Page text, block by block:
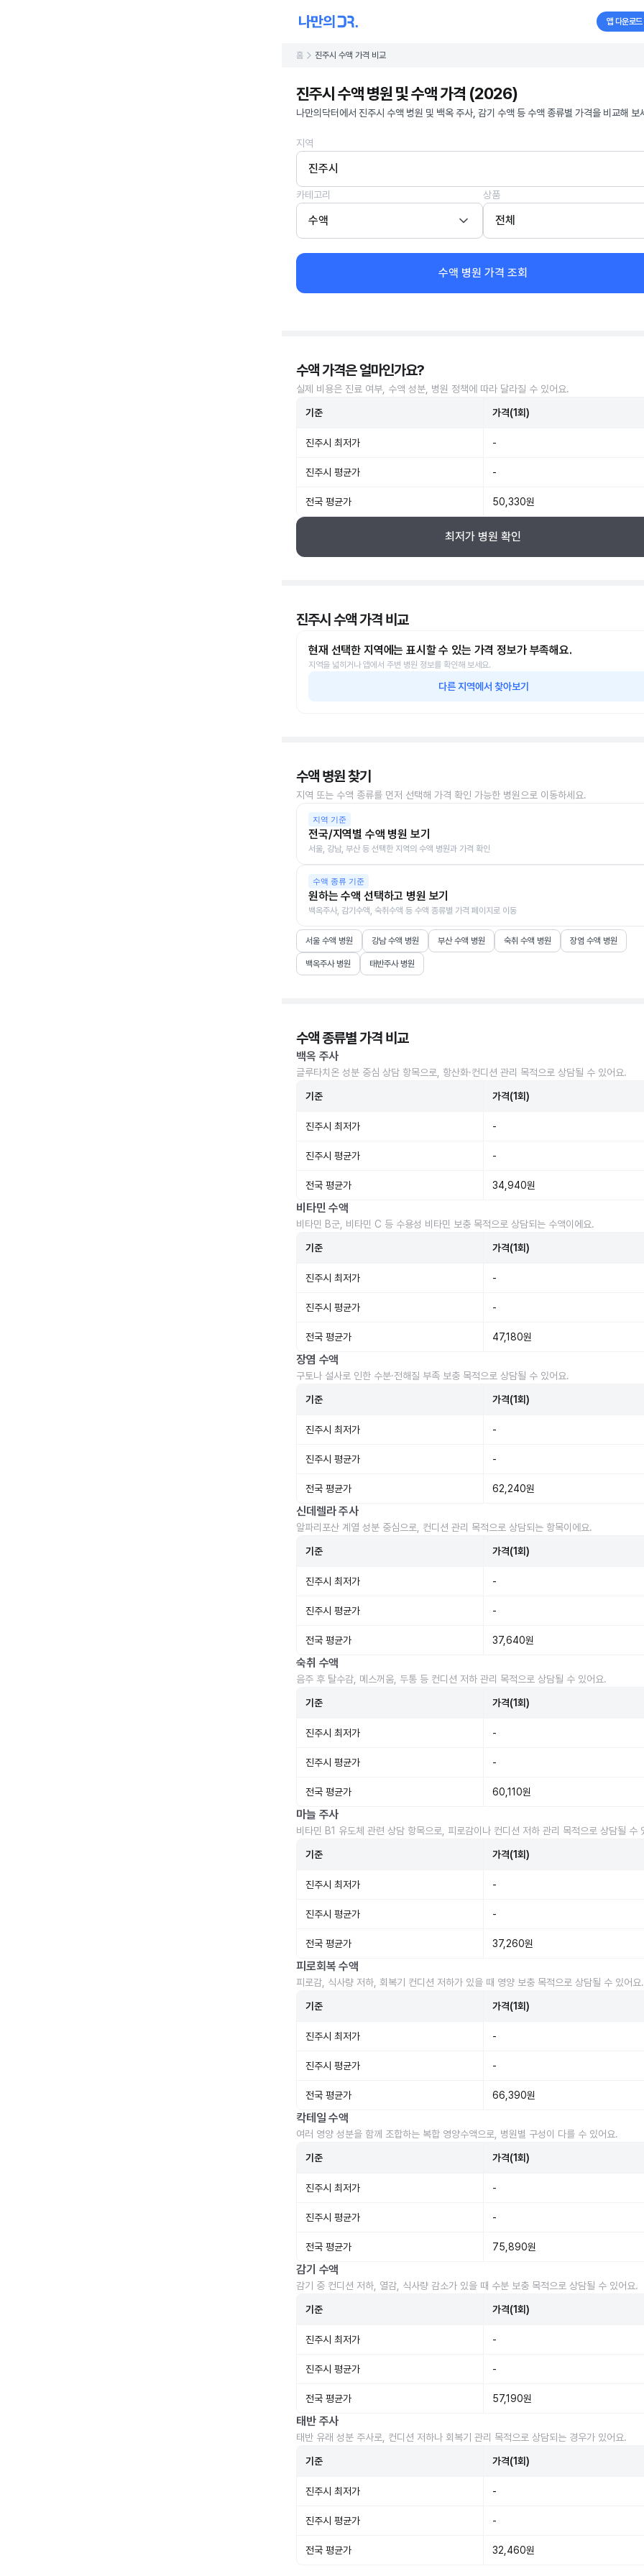
앱 다운로드
홈 진주시 수액 가격 비교
진주시 수액 병원 및 수액 가격 (2026)
나만의닥터에서 진주시 수액 병원 및 백옥 주사, 감기 수액 등 수액 종류별 가격을 비교해 보
지역
진주시
카테고리
수액
상품
전체
수액 병원 가격 조회
수액 가격은 얼마인가요?
실제 비용은 진료 여부, 수액 성분, 병원 정책에 따라 달라질 수 있어요.
기준 가격(1회)
진주시 최저가 -
진주시 평균가 -
전국 평균가 50,330원
최저가 병원 확인
진주시 수액 가격 비교
현재 선택한 지역에는 표시할 수 있는 가격 정보가 부족해요.
지역을 넓히거나 앱에서 주변 병원 정보를 확인해 보세요.
다른 지역에서 찾아보기
수액 병원 찾기
지역 또는 수액 종류를 먼저 선택해 가격 확인 가능한 병원으로 이동하세요.
지역 기준
전국/지역별 수액 병원 보기
서울, 강남, 부산 등 선택한 지역의 수액 병원과 가격 확인
수액 종류 기준
원하는 수액 선택하고 병원 보기
백옥주사, 감기수액, 숙취수액 등 수액 종류별 가격 페이지로 이동
서울 수액 병원 강남 수액 병원 부산 수액 병원 숙취 수액 병원 장염 수액 병원
백옥주사 병원 태반주사 병원
수액 종류별 가격 비교
백옥 주사
글루타치온 성분 중심 상담 항목으로, 항산화·컨디션 관리 목적으로 상담될 수 있어요.
기준 가격(1회)
진주시 최저가 -
진주시 평균가 -
전국 평균가 34,940원
비타민 수액
비타민 B군, 비타민 C 등 수용성 비타민 보충 목적으로 상담되는 수액이에요.
기준 가격(1회)
진주시 최저가 -
진주시 평균가 -
전국 평균가 47,180원
장염 수액
구토나 설사로 인한 수분·전해질 부족 보충 목적으로 상담될 수 있어요.
기준 가격(1회)
진주시 최저가 -
진주시 평균가 -
전국 평균가 62,240원
신데렐라 주사
알파리포산 계열 성분 중심으로, 컨디션 관리 목적으로 상담되는 항목이에요.
기준 가격(1회)
진주시 최저가 -
진주시 평균가 -
전국 평균가 37,640원
숙취 수액
음주 후 탈수감, 메스꺼움, 두통 등 컨디션 저하 관리 목적으로 상담될 수 있어요.
기준 가격(1회)
진주시 최저가 -
진주시 평균가 -
전국 평균가 60,110원
마늘 주사
비타민 B1 유도체 관련 상담 항목으로, 피로감이나 컨디션 저하 관리 목적으로 상담될 수
기준 가격(1회)
진주시 최저가 -
진주시 평균가 -
전국 평균가 37,260원
피로회복 수액
피로감, 식사량 저하, 회복기 컨디션 저하가 있을 때 영양 보충 목적으로 상담될 수 있어요.
기준 가격(1회)
진주시 최저가 -
진주시 평균가 -
전국 평균가 66,390원
칵테일 수액
여러 영양 성분을 함께 조합하는 복합 영양수액으로, 병원별 구성이 다를 수 있어요.
기준 가격(1회)
진주시 최저가 -
진주시 평균가 -
전국 평균가 75,890원
감기 수액
감기 중 컨디션 저하, 열감, 식사량 감소가 있을 때 수분 보충 목적으로 상담될 수 있어요.
기준 가격(1회)
진주시 최저가 -
진주시 평균가 -
전국 평균가 57,190원
태반 주사
태반 유래 성분 주사로, 컨디션 저하나 회복기 관리 목적으로 상담되는 경우가 있어요.
기준 가격(1회)
진주시 최저가 -
진주시 평균가 -
전국 평균가 32,460원